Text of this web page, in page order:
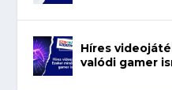
Híres
valódi gamer